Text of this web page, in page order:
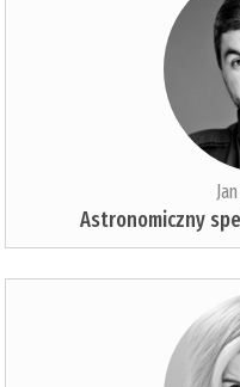
Astronomiczny